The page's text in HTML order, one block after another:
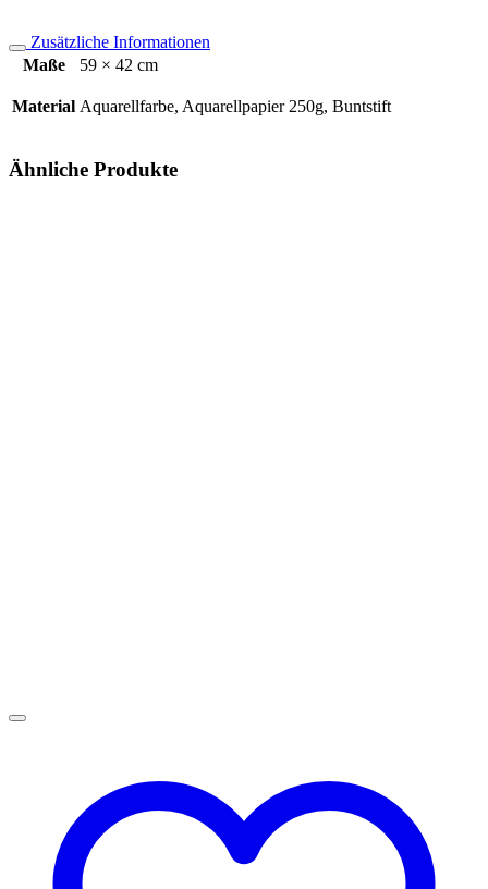
Zusätzliche Informationen
Maße
59 × 42 cm
Material Aquarellfarbe, Aquarellpapier 250g, Buntstift
Ähnliche Produkte